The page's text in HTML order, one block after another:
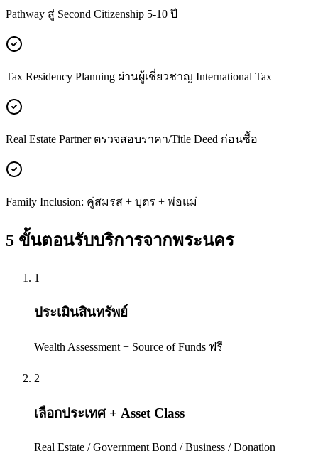
Pathway สู่ Second Citizenship 5-10 ปี
Tax Residency Planning ผ่านผู้เชี่ยวชาญ International Tax
Real Estate Partner ตรวจสอบราคา/Title Deed ก่อนซื้อ
Family Inclusion: คู่สมรส + บุตร + พ่อแม่
5 ขั้นตอนรับบริการจากพระนคร
1
ประเมินสินทรัพย์
Wealth Assessment + Source of Funds ฟรี
2
เลือกประเทศ + Asset Class
Real Estate / Government Bond / Business / Donation